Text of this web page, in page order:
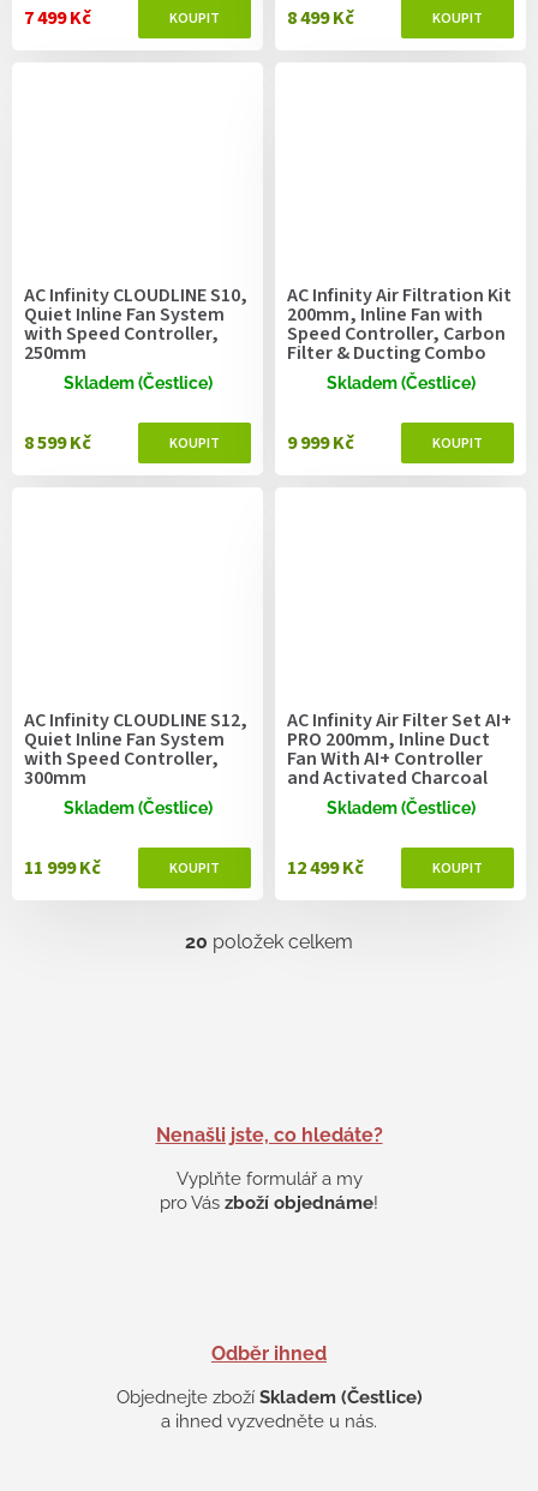
7 499 Kč 8 499 Kč
AC Infinity CLOUDLINE S10,
Quiet Inline Fan System
with Speed Controller,
250mm
Skladem (Čestlice)
8 599 Kč
AC Infinity Air Filtration Kit
200mm, Inline Fan with
Speed Controller, Carbon
Filter & Ducting Combo
Skladem (Čestlice)
9 999 Kč
AC Infinity CLOUDLINE S12,
Quiet Inline Fan System
with Speed Controller,
300mm
Skladem (Čestlice)
11 999 Kč
AC Infinity Air Filter Set AI+
PRO 200mm, Inline Duct
Fan With AI+ Controller
and Activated Charcoal
FilterSkladem (Čestlice)
12 499 Kč
O
p
v
k
s
u
20 položek celkem
Nenašli jste, co hledáte?
Vyplňte formulář a my
pro Vás zboží objednáme!
Odběr ihned
Objednejte zboží Skladem (Čestlice)
a ihned vyzvedněte u nás.